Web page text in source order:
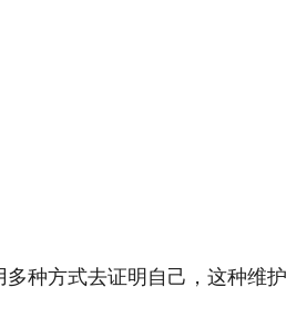
种方式去证明自己，这种维